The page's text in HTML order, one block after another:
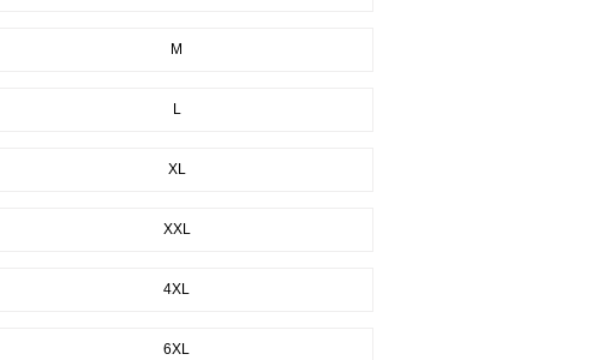
M
L
XL
XXL
4XL
6XL